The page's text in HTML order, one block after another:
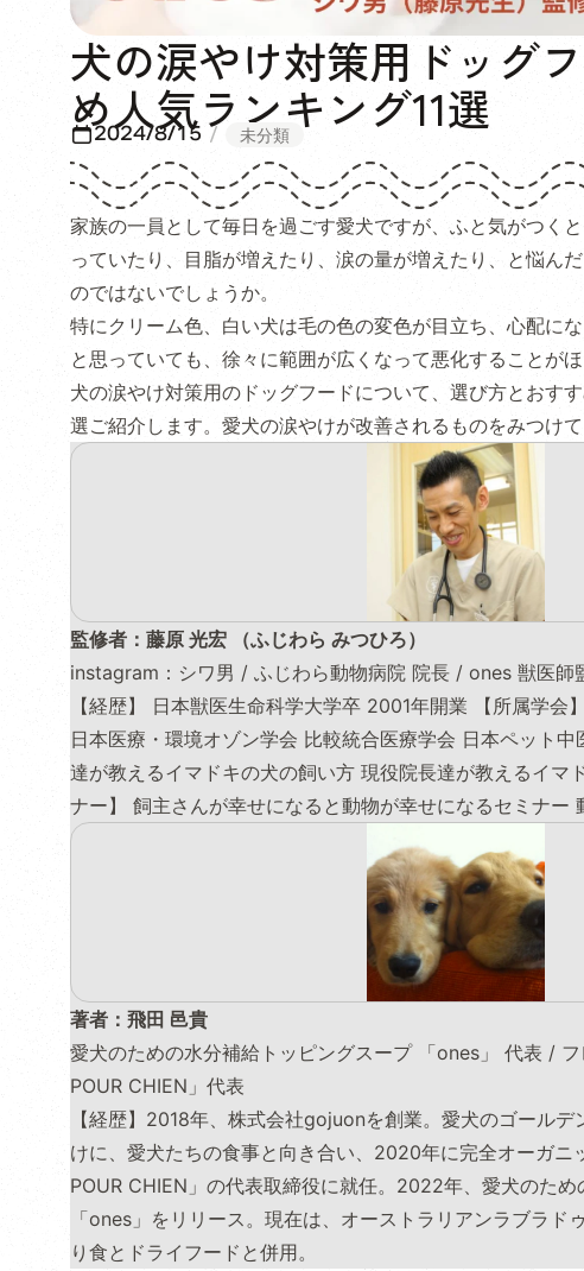
犬の涙やけ対策用ドッグ
め人気ランキング11選
2024/8/15 未分類
家族の一員として毎日を過ごす愛犬ですが、ふと気がつく
っていたり、目脂が増えたり、涙の量が増えたり、と悩ん
のではないでしょうか。
特にクリーム色、白い犬は毛の色の変色が目立ち、心配に
と思っていても、徐々に範囲が広くなって悪化することが
犬の涙やけ対策用のドッグフードについて、選び方とおす
選ご紹介します。愛犬の涙やけが改善されるものをみつけて
監修者：藤原 光宏 （ふじわら みつひろ）
instagram：シワ男 / ふじわら動物病院 院長 / ones 獣医師
【経歴】 日本獣医生命科学大学卒 2001年開業 【所属学会
日本医療・環境オゾン学会 比較統合医療学会 日本ペット
達が教えるイマドキの犬の飼い方 現役院長達が教えるイマ
ナー】 飼主さんが幸せになると動物が幸せになるセミナー
著者：飛田 邑貴
愛犬のための水分補給トッピングスープ 「ones」 代表 /
POUR CHIEN」代表
【経歴】2018年、株式会社gojuonを創業。愛犬のゴール
けに、愛犬たちの食事と向き合い、2020年に完全オーガニ
POUR CHIEN」の代表取締役に就任。2022年、愛犬のた
「ones」をリリース。現在は、オーストラリアンラブラド
り食とドライフードと併用。